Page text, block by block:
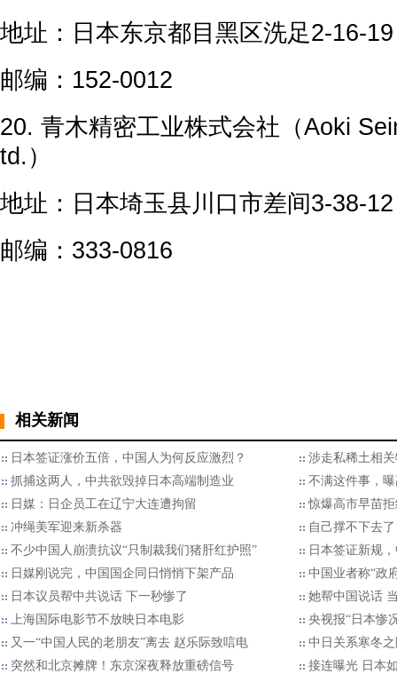
地址：日本东京都目黑区洗足2-16-19
邮编：152-0012
20. 青木精密工业株式会社（Aoki
td.）
地址：日本埼玉县川口市差间3-38-12
邮编：333-0816
相关新闻
日本签证涨价五倍，中国人为何反应激烈？
涉走私稀土相
抓捕这两人，中共欲毁掉日本高端制造业
不满这件事，
日媒：日企员工在辽宁大连遭拘留
惊爆高市早苗
冲绳美军迎来新杀器
自己撑不下去
不少中国人崩溃抗议“只制裁我们猪肝红护照”
日本签证新规
日媒刚说完，中国国企同日悄悄下架产品
中国业者称“政
日本议员帮中共说话 下一秒惨了
她帮中国说话
上海国际电影节不放映日本电影
央视报“日本惨
又一“中国人民的老朋友”离去 赵乐际致唁电
中日关系寒冬
突然和北京摊牌！东京深夜释放重磅信号
接连曝光 日本